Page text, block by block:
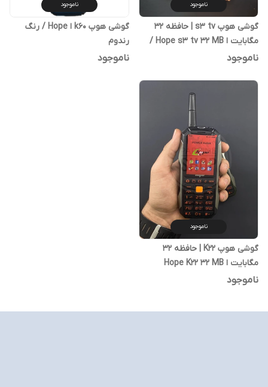
ناموجود
گوشی هوپ s3 tv | حافظه 32
مگابایت ا Hope s3 tv 32 MB /
رنگ رندوم
ناموجود
ناموجود
گوشی هوپ k60 ا Hope / رنگ
رندوم
ناموجود
ناموجود
گوشی هوپ K22 | حافظه 32
مگابایت ا Hope K22 32 MB
ناموجود